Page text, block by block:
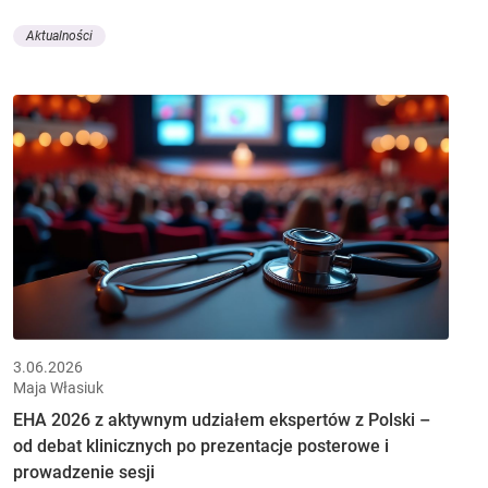
Aktualności
3.06.2026
Maja Własiuk
EHA 2026 z aktywnym udziałem ekspertów z Polski –
od debat klinicznych po prezentacje posterowe i
prowadzenie sesji